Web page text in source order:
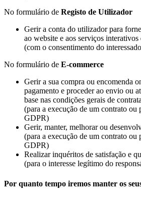
No formulário de Registo de Utilizador
Gerir a conta do utilizador para
ao website e aos serviços interativos
(com o consentimento do
No formulário de E-commerce
Gerir a sua compra ou encomenda
pagamento e proceder ao envio ou
base nas condições gerais de
(para a execução de um contrato ou
GDPR)
Gerir, manter, melhorar ou
(para a execução de um contrato ou
GDPR)
Realizar inquéritos de satisfação e
(para o interesse legítimo do
Por quanto tempo iremos manter os